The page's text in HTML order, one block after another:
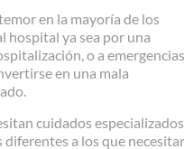
en la mayoría de los
hospital ya sea por una
o a emergencias
en una mala
cuidados especializados
diferentes a los que